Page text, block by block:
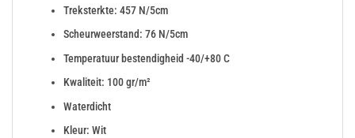
Treksterkte: 457 N/5cm
Scheurweerstand: 76 N/5cm
Temperatuur bestendigheid -40/+80 C
Kwaliteit: 100 gr/m²
Waterdicht
Kleur: Wit